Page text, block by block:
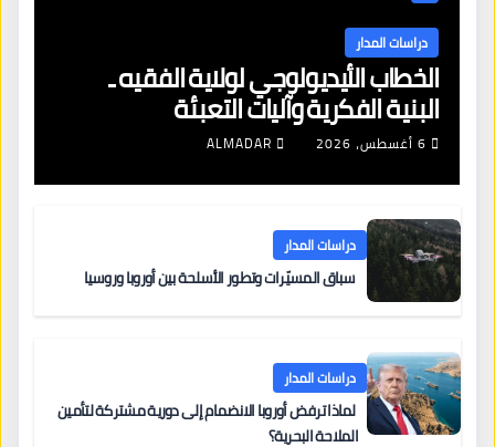
دراسات المدار
الخطاب الأيديولوجي لولاية الفقيه ـ
البنية الفكرية وآليات التعبئة
6 أغسطس، 2026 ALMADAR
دراسات المدار
سباق المسيّرات وتطور الأسلحة بين أوروبا وروسيا
دراسات المدار
لماذا ترفض أوروبا الانضمام إلى دورية مشتركة لتأمين
الملاحة البحرية؟